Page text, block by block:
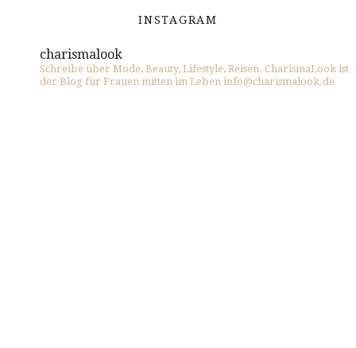
INSTAGRAM
charismalook
Schreibe über Mode, Beauty, Lifestyle, Reisen. CharismaLook ist
der Blog für Frauen mitten im Leben info@charismalook.de